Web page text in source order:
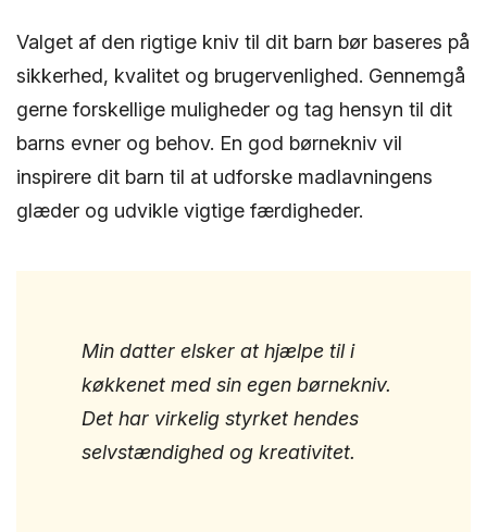
Valget af den rigtige kniv til dit barn bør baseres på
sikkerhed, kvalitet og brugervenlighed. Gennemgå
gerne forskellige muligheder og tag hensyn til dit
barns evner og behov. En god børnekniv vil
inspirere dit barn til at udforske madlavningens
glæder og udvikle vigtige færdigheder.
Min datter elsker at hjælpe til i
køkkenet med sin egen børnekniv.
Det har virkelig styrket hendes
selvstændighed og kreativitet.